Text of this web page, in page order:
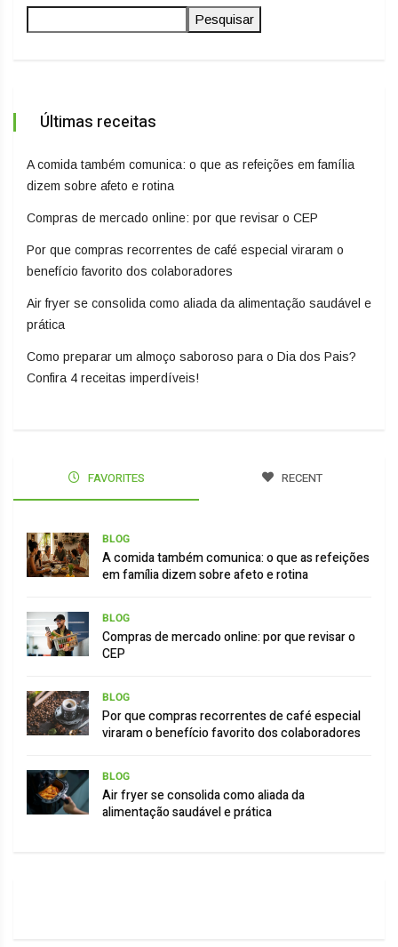
Pesquisar
Últimas receitas
A comida também comunica: o que as refeições em família
dizem sobre afeto e rotina
Compras de mercado online: por que revisar o CEP
Por que compras recorrentes de café especial viraram o
benefício favorito dos colaboradores
Air fryer se consolida como aliada da alimentação saudável e
prática
Como preparar um almoço saboroso para o Dia dos Pais?
Confira 4 receitas imperdíveis!
FAVORITES RECENT
BLOG
A comida também comunica: o que as refeições
em família dizem sobre afeto e rotina
BLOG
Compras de mercado online: por que revisar o
CEP
BLOG
Por que compras recorrentes de café especial
viraram o benefício favorito dos colaboradores
BLOG
Air fryer se consolida como aliada da
alimentação saudável e prática